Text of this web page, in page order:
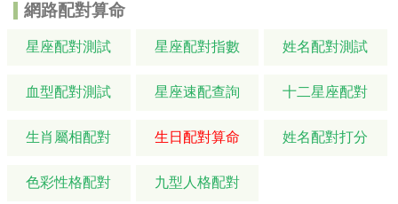
網路配對算命
星座配對測試 星座配對指數 姓名配對測試
血型配對測試 星座速配查詢 十二星座配對
生肖屬相配對 生日配對算命 姓名配對打分
色彩性格配對 九型人格配對